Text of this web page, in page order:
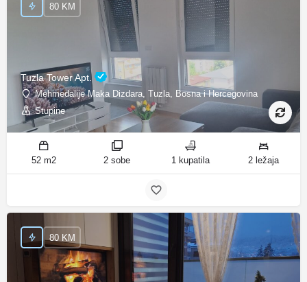
Tuzla Tower Apt.
Mehmedalije Maka Dizdara, Tuzla, Bosna i Hercegovina
Stupine
80 KM
52 m2 2 sobe 1 kupatila 2 ležaja
80 KM